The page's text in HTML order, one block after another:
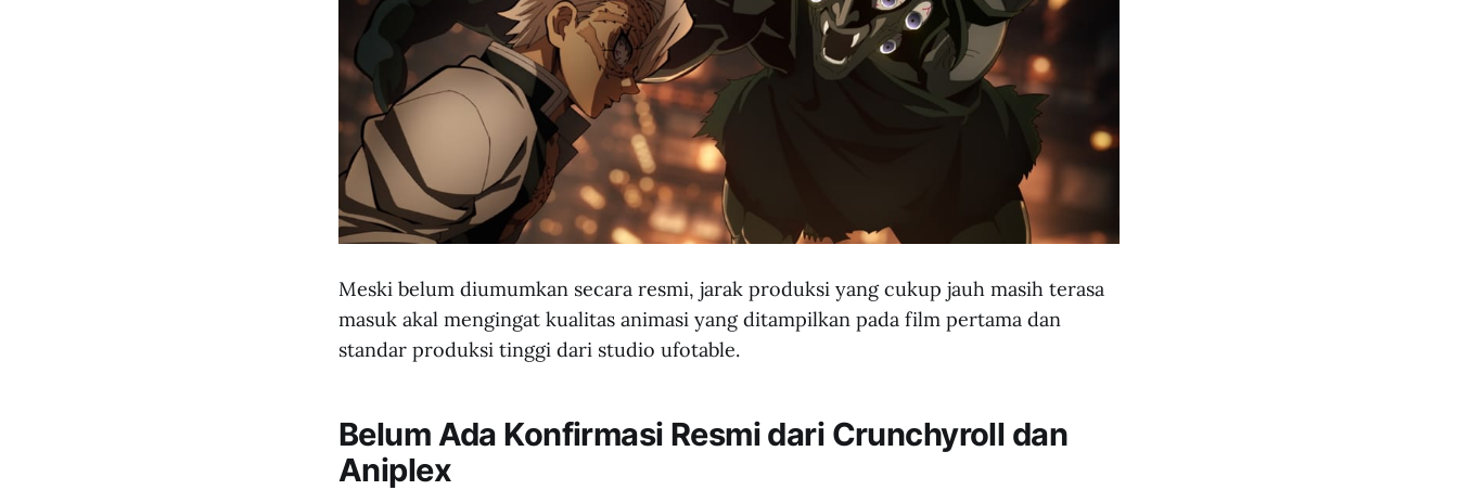
Meski belum diumumkan secara resmi, jarak produksi yang cukup jauh masih terasa
masuk akal mengingat kualitas animasi yang ditampilkan pada film pertama dan
standar produksi tinggi dari studio ufotable.
Belum Ada Konfirmasi Resmi dari Crunchyroll dan
Aniplex